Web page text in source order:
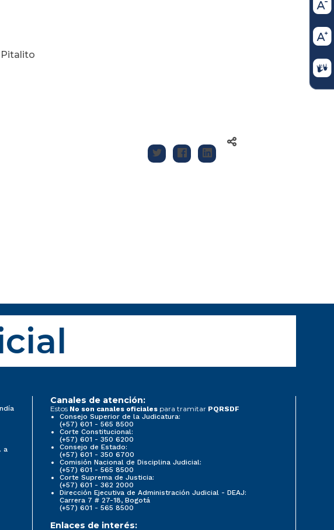
Pitalito
a
Canales de atención:
Estos No son canales oficiales para tramitar PQRSDF
Consejo Superior de la Judicatura:
(+57) 601 - 565 8500
Corte Constitucional:
(+57) 601 - 350 6200
Consejo de Estado:
(+57) 601 - 350 6700
Comisión Nacional de Disciplina Judicial:
(+57) 601 - 565 8500
Corte Suprema de Justicia:
(+57) 601 - 362 2000
Dirección Ejecutiva de Administración Judicial - DEAJ:
Carrera 7 # 27-18, Bogotá
(+57) 601 - 565 8500
Enlaces de interés: